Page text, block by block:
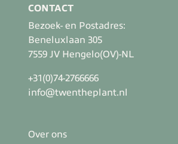
CONTACT
Bezoek- en Postadres:
Beneluxlaan 305
7559 JV Hengelo(OV)-NL
+31(0)74-2766666
info@twentheplant.nl
Over ons